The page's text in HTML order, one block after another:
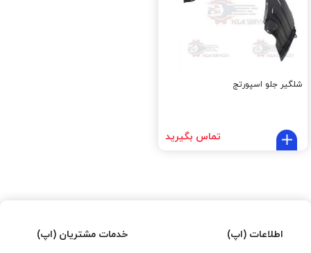
شلگیر جلو اسپورتج
تماس بگیرید
اطلاعات (اپ) خدمات مشتریان (اپ)